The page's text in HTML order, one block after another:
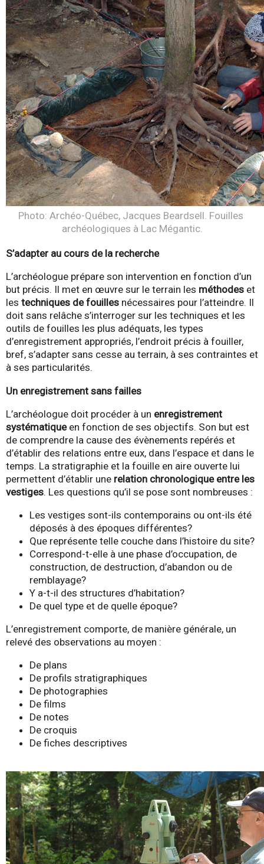
Photo: Archéo-Québec, Jacques Beardsell. Fouilles
archéologiques à Lac Mégantic.
S’adapter au cours de la recherche
L’archéologue prépare son intervention en fonction d’un
but précis. Il met en œuvre sur le terrain les méthodes et
les techniques de fouilles nécessaires pour l’atteindre. Il
doit sans relâche s’interroger sur les techniques et les
outils de fouilles les plus adéquats, les types
d’enregistrement appropriés, l’endroit précis à fouiller,
bref, s’adapter sans cesse au terrain, à ses contraintes et
à ses particularités.
Un enregistrement sans failles
L’archéologue doit procéder à un enregistrement
systématiqueen fonction de ses objectifs. Son but est
de comprendre la cause des évènements repérés et
d’établir des relations entre eux, dans l’espace et dans le
temps. La stratigraphie et la fouille en aire ouverte lui
permettent d’établir une relation chronologique entre les
vestiges. Les questions qu’il se pose sont nombreuses :
Les vestiges sont-ils contemporains ou ont-ils été
déposés à des époques différentes?
Que représente telle couche dans l’histoire du site?
Correspond-t-elle à une phase d’occupation, de
construction, de destruction, d’abandon ou de
remblayage?
Y a-t-il des structures d’habitation?
De quel type et de quelle époque?
L’enregistrement comporte, de manière générale, un
relevé des observations au moyen :
De plans
De profils stratigraphiques
De photographies
De films
De notes
De croquis
De fiches descriptives